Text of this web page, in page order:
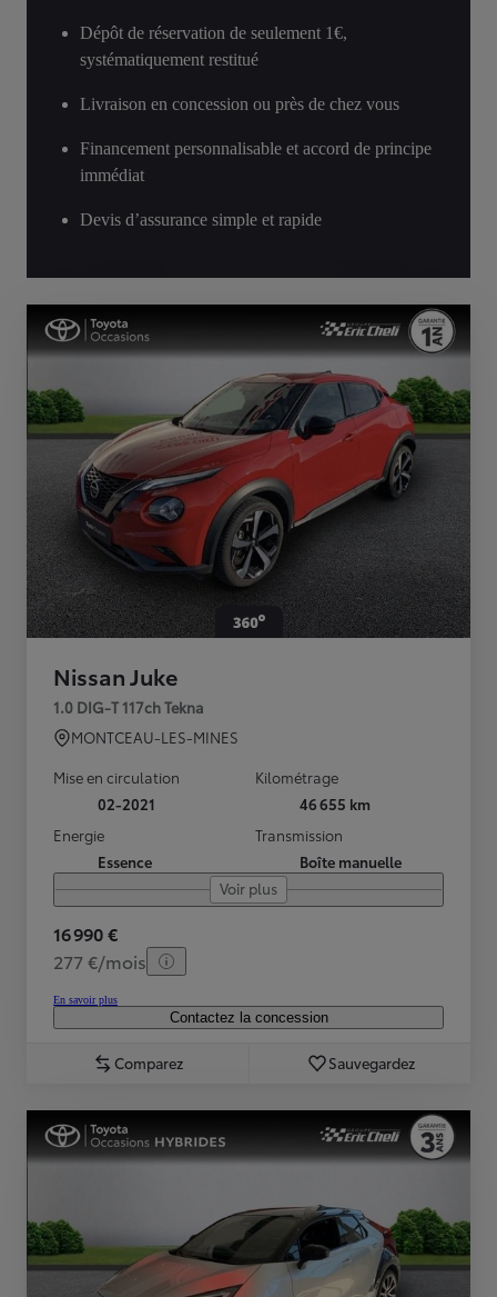
Dépôt de réservation de seulement 1€,
systématiquement restitué
Livraison en concession ou près de chez vous
Financement personnalisable et accord de principe
immédiat
Devis d’assurance simple et rapide
Nissan Juke
1.0 DIG-T 117ch Tekna
MONTCEAU-LES-MINES
Mise en circulation
02-2021
Kilométrage
46 655 km
Energie
Essence
Transmission
Boîte manuelle
Voir plus
16 990 €
277 €/mois
En savoir plus
Contactez la concession
Comparez Sauvegardez